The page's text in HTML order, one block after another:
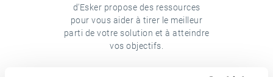
d'Esker propose des ressources
pour vous aider à tirer le meilleur
parti de votre solution et à atteindre
vos objectifs.